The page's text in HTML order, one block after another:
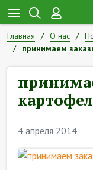
Главная О нас
принимаем
4 апреля 2014